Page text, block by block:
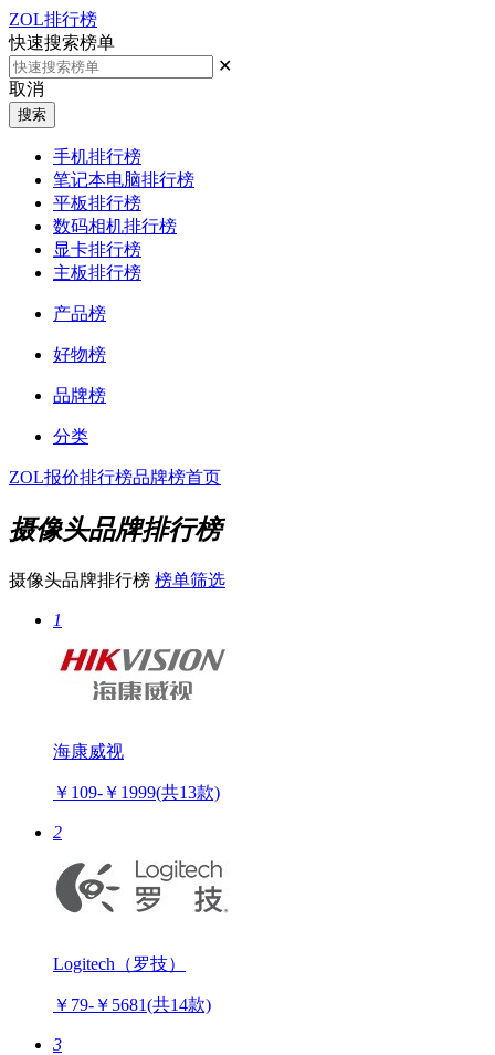
ZOL排行榜
快速搜索榜单
✕
取消
搜索
手机排行榜
笔记本电脑排行榜
平板排行榜
数码相机排行榜
显卡排行榜
主板排行榜
产品榜
好物榜
品牌榜
分类
ZOL报价排行榜品牌榜首页
摄像头品牌排行榜
摄像头品牌排行榜 榜单筛选
1
海康威视
￥109-￥1999(共13款)
2
Logitech（罗技）
￥79-￥5681(共14款)
3